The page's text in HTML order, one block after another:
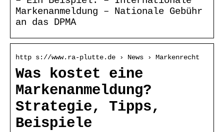
Markenanmeldung – Nationale Gebühr
an das DPMA
http s://www.ra-plutte.de › News › Markenrecht
Was kostet eine
Markenanmeldung?
Strategie, Tipps,
Beispiele